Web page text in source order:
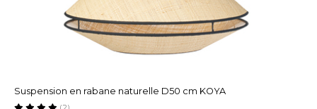
Suspension en rabane naturelle D50 cm KOYA